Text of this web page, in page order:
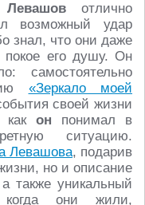
Левашов отлично
возможный удар
знал, что они даже
его душу. Он
самостоятельно
«Зеркало моей
своей жизни
какон понимал в
ситуацию.
Левашова, подарив
но и описание
также уникальный
они жили,